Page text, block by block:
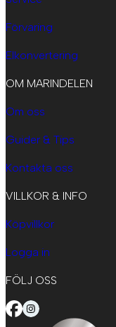
Förvaring
Elkonvertering
OM MARINDELEN
Om oss
Guider & Tips
Kontakta oss
VILLKOR & INFO
Köpvillkor
Logga in
FÖLJ OSS